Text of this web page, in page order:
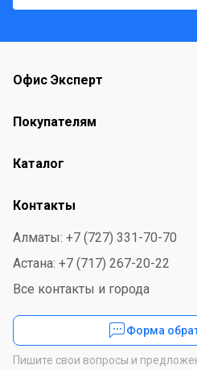
Офис Эксперт
Покупателям
Каталог
Контакты
Алматы: +7 (727) 331-70-70
Астана: +7 (717) 267-20-22
Все контакты и города
Форма
Пишите свои вопросы и